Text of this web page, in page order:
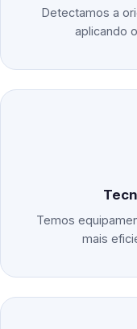
Detectamos a
aplicando
Temos
mais